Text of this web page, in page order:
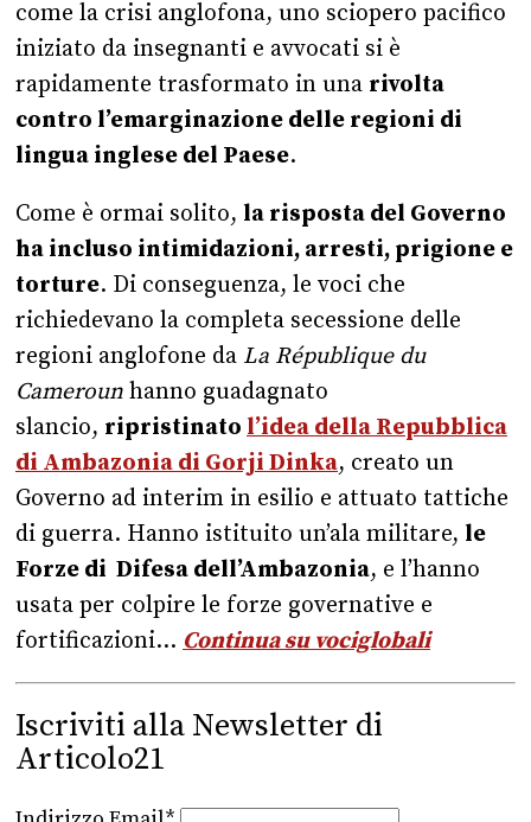
come la crisi anglofona, uno sciopero pacifico
iniziato da insegnanti e avvocati si è
rapidamente trasformato in una rivolta
contro l’emarginazione delle regioni di
lingua inglese del Paese.
Come è ormai solito, la risposta del Governo
ha incluso intimidazioni, arresti, prigione e
torture. Di conseguenza, le voci che
richiedevano la completa secessione delle
regioni anglofone da La République du
Cameroun hanno guadagnato
slancio, ripristinato l’idea della Repubblica
di Ambazonia di Gorji Dinka, creato un
Governo ad interim in esilio e attuato tattiche
di guerra. Hanno istituito un’ala militare, le
Forze di Difesa dell’Ambazonia, e l’hanno
usata per colpire le forze governative e
fortificazioni… Continua su vociglobali
Iscriviti alla Newsletter di
Articolo21